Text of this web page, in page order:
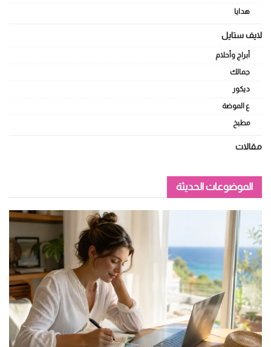
هدايا
لايف ستايل
أبراج وأحلام
جمالك
ديكور
ع الموضة
مطبخ
مقالات
الموضوعات الحديثة